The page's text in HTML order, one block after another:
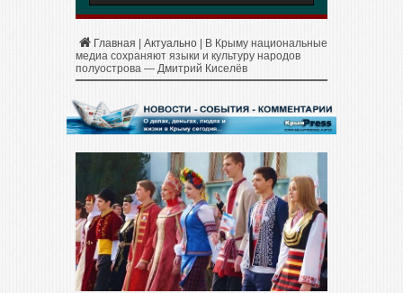
Главная Актуально
В Крыму национальные
медиа сохраняют языки и культуру народов
полуострова — Дмитрий Киселёв